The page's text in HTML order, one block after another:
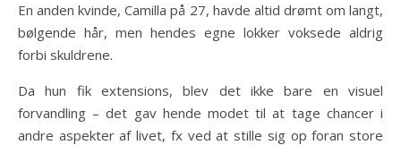
En anden kvinde, Camilla på 27, havde altid drømt om langt,
bølgende hår, men hendes egne lokker voksede aldrig
forbi skuldrene.
Da hun fik extensions, blev det ikke bare en visuel
forvandling – det gav hende modet til at tage chancer i
andre aspekter af livet, fx ved at stille sig op foran store